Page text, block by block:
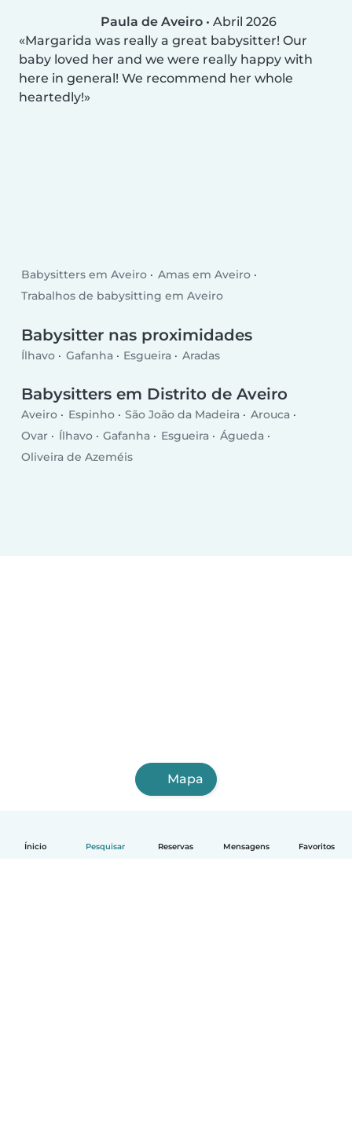
Ínicio Pesquisar Reservas Mensagens Favoritos
Paula de Aveiro • Abril 2026
Margarida was really a great babysitter! Our
baby loved her and we were really happy with
here in general! We recommend her whole
heartedly!
Babysitters em Aveiro
Amas em Aveiro
Trabalhos de babysitting em Aveiro
Babysitter nas proximidades
Ílhavo Gafanha Esgueira Aradas
Babysitters em Distrito de Aveiro
Aveiro Espinho São João da Madeira
Arouca
Ovar
Ílhavo Gafanha Esgueira
Águeda
Oliveira de Azeméis
Mapa